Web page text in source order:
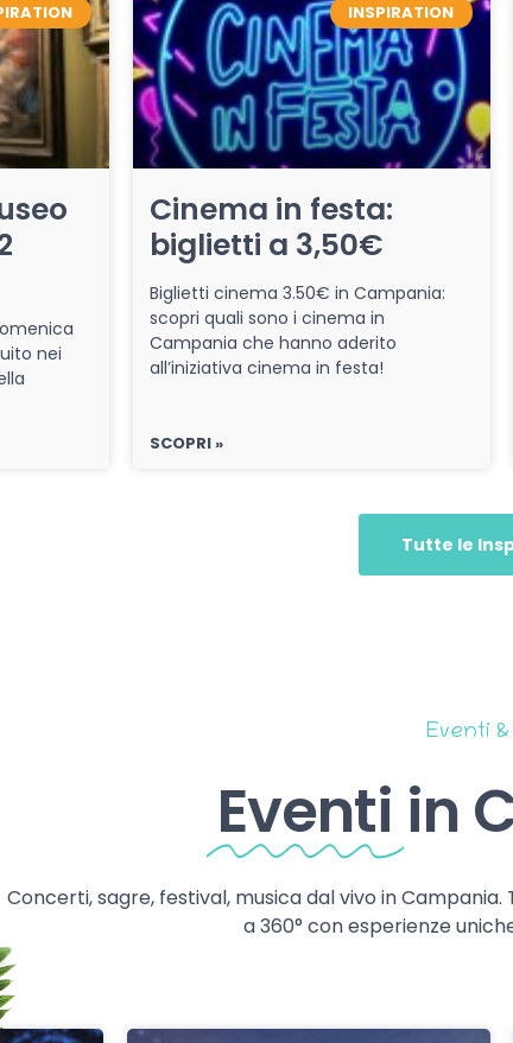
nei
INSPIRATION
Cinema in festa:
biglietti a 3,50€
Biglietti cinema 3.50€ in Campania:
scopri quali sono i cinema in
Campania che hanno aderito
all’iniziativa cinema in festa!
SCOPRI »
Tutte le
Eventi
Eventi in
Concerti, sagre, festival, musica dal vivo in
a 360° con esperienze